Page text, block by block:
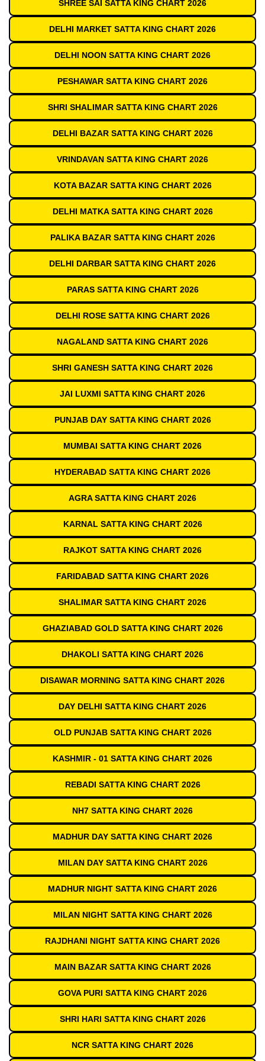
SHREE SAI SATTA KING CHART 2026
DELHI MARKET SATTA KING CHART 2026
DELHI NOON SATTA KING CHART 2026
PESHAWAR SATTA KING CHART 2026
SHRI SHALIMAR SATTA KING CHART 2026
DELHI BAZAR SATTA KING CHART 2026
VRINDAVAN SATTA KING CHART 2026
KOTA BAZAR SATTA KING CHART 2026
DELHI MATKA SATTA KING CHART 2026
PALIKA BAZAR SATTA KING CHART 2026
DELHI DARBAR SATTA KING CHART 2026
PARAS SATTA KING CHART 2026
DELHI ROSE SATTA KING CHART 2026
NAGALAND SATTA KING CHART 2026
SHRI GANESH SATTA KING CHART 2026
JAI LUXMI SATTA KING CHART 2026
PUNJAB DAY SATTA KING CHART 2026
MUMBAI SATTA KING CHART 2026
HYDERABAD SATTA KING CHART 2026
AGRA SATTA KING CHART 2026
KARNAL SATTA KING CHART 2026
RAJKOT SATTA KING CHART 2026
FARIDABAD SATTA KING CHART 2026
SHALIMAR SATTA KING CHART 2026
GHAZIABAD GOLD SATTA KING CHART 2026
DHAKOLI SATTA KING CHART 2026
DISAWAR MORNING SATTA KING CHART 2026
DAY DELHI SATTA KING CHART 2026
OLD PUNJAB SATTA KING CHART 2026
KASHMIR - 01 SATTA KING CHART 2026
REBADI SATTA KING CHART 2026
NH7 SATTA KING CHART 2026
MADHUR DAY SATTA KING CHART 2026
MILAN DAY SATTA KING CHART 2026
MADHUR NIGHT SATTA KING CHART 2026
MILAN NIGHT SATTA KING CHART 2026
RAJDHANI NIGHT SATTA KING CHART 2026
MAIN BAZAR SATTA KING CHART 2026
GOVA PURI SATTA KING CHART 2026
SHRI HARI SATTA KING CHART 2026
NCR SATTA KING CHART 2026